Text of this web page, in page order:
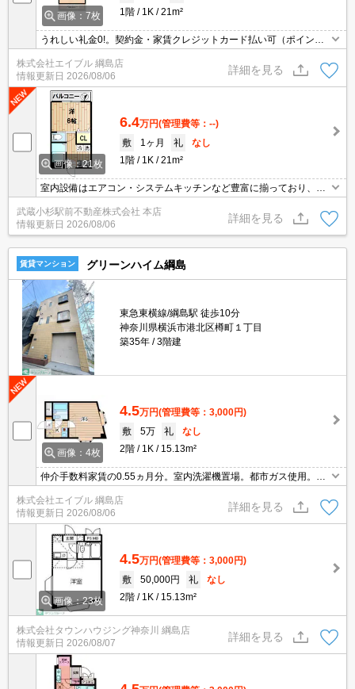
画像：7枚
1階
1K 21m²
うれしい礼金0!。契約金・家賃クレジットカード払い可（ポイント
ローゼット付。バルコニー。イオンへ125mで買物便利。
株式会社エイブル 綱島店
情報更新日 2026/08/06
詳細を見る
画像：21枚
6.4万円(管理費等：--)
敷
1ヶ月 礼
なし
1階
1K 21m²
室内設備はエアコン・システムキッチンなど豊富に揃っており、過
ロゼットなどが備え付けられているので、衣類や日用品の収納に重
宝します。キッチンのあるお住まい、料理もしやすく一人暮らしに
おすすめ。二口コンロが付いた物件です。物件は通風良好な空間で
武蔵小杉駅前不動産株式会社 本店
情報更新日 2026/08/06
詳細を見る
賃貸マンション グリーンハイム綱島
東急東横線/綱島駅 徒歩10分
神奈川県横浜市港北区樽町１丁目
築35年
3階建
画像：4枚
4.5万円(管理費等：3,000円)
敷
5万 礼
なし
2階
1K 15.13m²
仲介手数料家賃の0.55ヵ月分。室内洗濯機置場。都市ガス使用。エ
内見対応可。IT重説対応可。退去時の清掃費実費。角部屋。
株式会社エイブル 綱島店
情報更新日 2026/08/06
詳細を見る
画像：23枚
4.5万円(管理費等：3,000円)
敷
50,000円 礼
なし
2階
1K 15.13m²
株式会社タウンハウジング神奈川 綱島店
情報更新日 2026/08/07
詳細を見る